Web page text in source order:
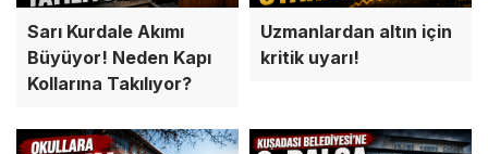
Sarı Kurdale Akımı
Büyüyor! Neden Kapı
Kollarına Takılıyor?
Uzmanlardan altın için
kritik uyarı!